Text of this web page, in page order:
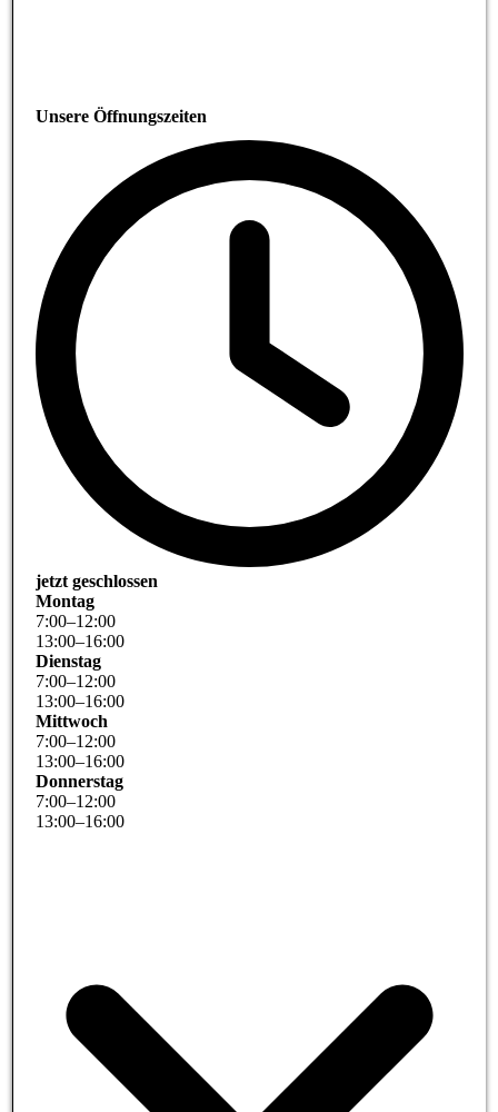
Unsere Öffnungszeiten
jetzt geschlossen
Montag
7:00–12:00
13:00–16:00
Dienstag
7:00–12:00
13:00–16:00
Mittwoch
7:00–12:00
13:00–16:00
Donnerstag
7:00–12:00
13:00–16:00